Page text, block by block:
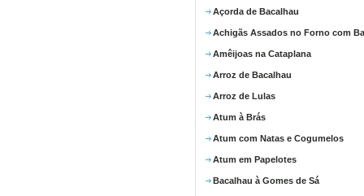
Açorda de Bacalhau
Achigãs Assados no Forno com
Amêijoas na Cataplana
Arroz de Bacalhau
Arroz de Lulas
Atum à Brás
Atum com Natas e Cogumelos
Atum em Papelotes
Bacalhau à Gomes de Sá